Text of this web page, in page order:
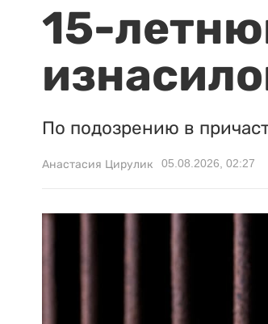
15-
По подозрению в
Анастасия Цирулик 05.08.2026, 02:27